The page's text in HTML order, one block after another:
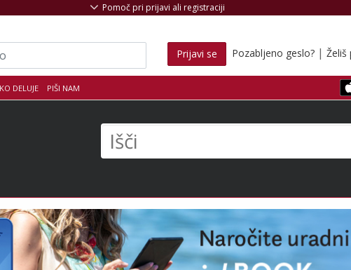
DELUJE PIŠI NAM
Pomoč pri prijavi ali registraciji
Prijavi se Pozabljeno geslo? | Želiš